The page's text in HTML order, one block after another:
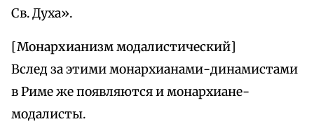
Св. Духа».
[Монархианизм модалистический]
Вслед за этими монархианами-динамистами
в Риме же появляются и монархиане-
модалисты.